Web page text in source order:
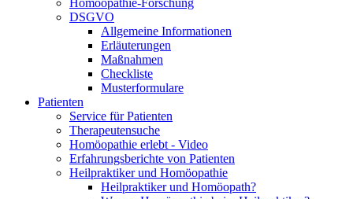
Homöopathie-Forschung
DSGVO
Allgemeine Informationen
Erläuterungen
Maßnahmen
Checkliste
Musterformulare
Patienten
Service für Patienten
Therapeutensuche
Homöopathie erlebt - Video
Erfahrungsberichte von Patienten
Heilpraktiker und Homöopathie
Heilpraktiker und Homöopath?